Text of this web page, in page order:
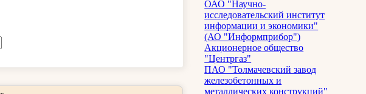
ОАО "Научно-
исследовательский институт
информации и экономики"
(АО "Информприбор")
Акционерное общество
"Центргаз"
ПАО "Толмачевский завод
железобетонных и
металлических конструкций"